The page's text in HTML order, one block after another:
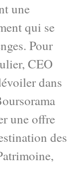
une
qui se
Pour
CEO
dans
une offre
des